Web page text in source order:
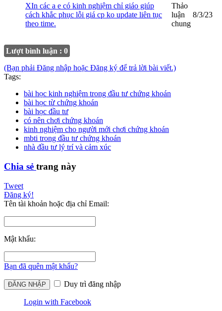
XIn các a e có kinh nghiệm chỉ giáo giúp
cách khắc phục lỗi giá cp ko update liên tục
theo time.
Thảo
luận
chung
8/3/23
Lượt bình luận : 0
(Bạn phải Đăng nhập hoặc Đăng ký để trả lời bài viết.)
Tags:
bài học kinh nghiệm trong đầu tư chứng khoán
bài học từ chứng khoán
bài học đầu tư
có nên chơi chứng khoán
kinh nghiệm cho người mới chơi chứng khoán
mbti trong đầu tư chứng khoán
nhà đầu tư lý trí và cảm xúc
Chia sẻ trang này
Tweet
Đăng ký!
Tên tài khoản hoặc địa chỉ Email:
Mật khẩu:
Bạn đã quên mật khẩu?
Duy trì đăng nhập
Login with Facebook